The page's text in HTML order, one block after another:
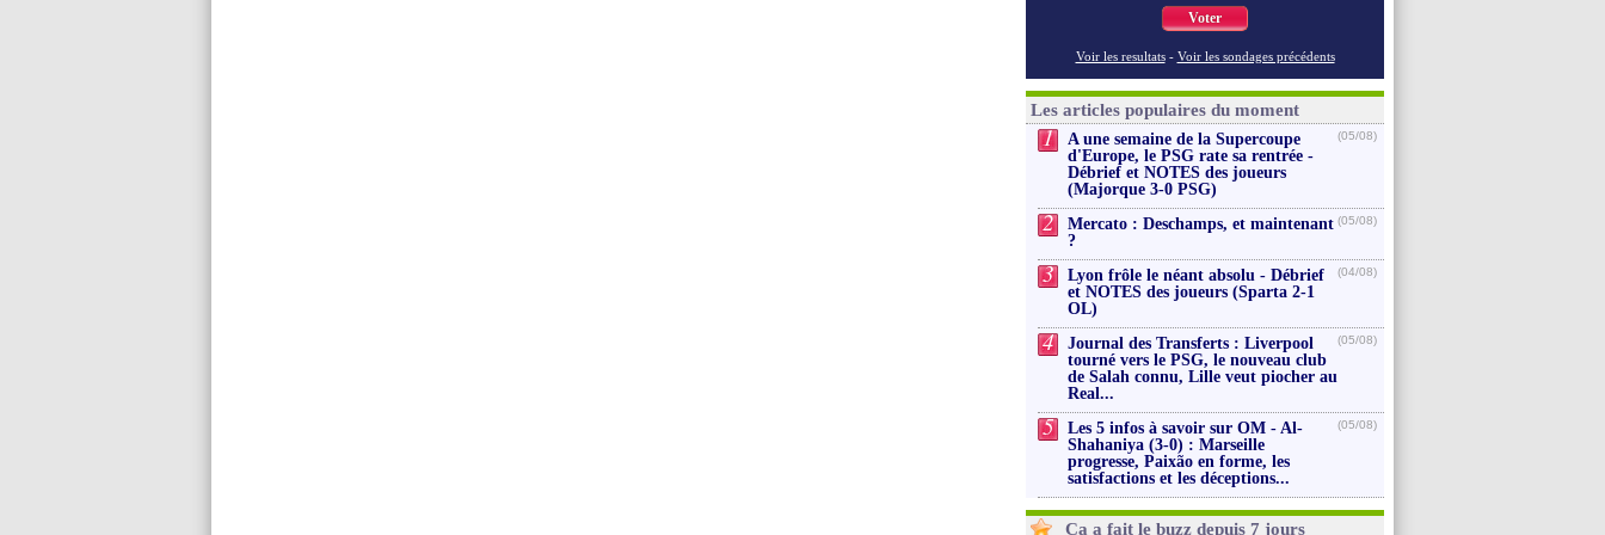
Voter
Voir les resultats - Voir les sondages précédents
Les articles populaires du moment
1
A une semaine de la Supercoupe
d'Europe, le PSG rate sa rentrée -
Débrief et NOTES des joueurs
(Majorque 3-0 PSG)
(05/08)
2
Mercato : Deschamps, et maintenant
?
(05/08)
3
Lyon frôle le néant absolu - Débrief
et NOTES des joueurs (Sparta 2-1
OL)
(04/08)
4
Journal des Transferts : Liverpool
tourné vers le PSG, le nouveau club
de Salah connu, Lille veut piocher au
Real...
(05/08)
5
Les 5 infos à savoir sur OM - Al-
Shahaniya (3-0) : Marseille
progresse, Paixão en forme, les
satisfactions et les déceptions...
(05/08)
Ça a fait le buzz depuis 7 jours